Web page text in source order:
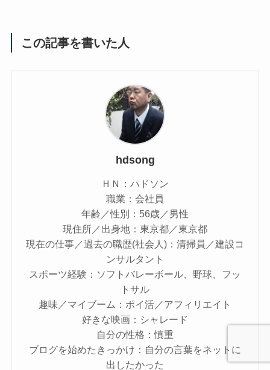
この記事を書いた人
hdsong
ＨＮ：ハドソン
職業：会社員
年齢／性別：56歳／男性
現住所／出身地：東京都／東京都
現在の仕事／過去の職歴(社会人)：清掃員／建設コ
ンサルタント
スポーツ経験：ソフトバレーボール、野球、フッ
トサル
趣味／マイブーム：ポイ活／アフィリエイト
好きな映画：シャレード
自分の性格：慎重
ブログを始めたきっかけ：自分の言葉をネットに
出したかった